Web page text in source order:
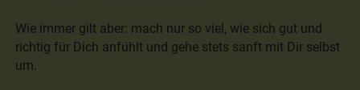
Wie immer gilt aber: mach nur so viel, wie sich gut und
richtig für Dich anfühlt und gehe stets sanft mit Dir selbst
um.